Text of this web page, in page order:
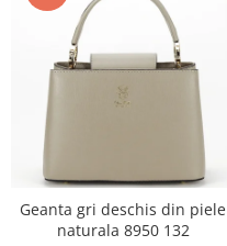
Geanta gri deschis din piele
naturala 8950 132